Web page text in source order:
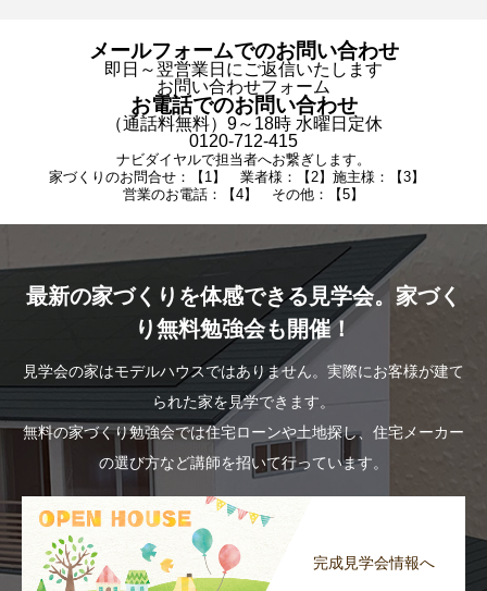
メールフォームでのお問い合わせ
即日～翌営業日にご返信いたします
お問い合わせフォーム
お電話でのお問い合わせ
（通話料無料）9～18時 水曜日定休
0120-712-415
ナビダイヤルで担当者へお繋ぎします。
家づくりのお問合せ：【1】 業者様：【2】施主様：【3】
営業のお電話：【4】 その他：【5】
最新の家づくりを体感できる見学会。家づく
り無料勉強会も開催！
見学会の家はモデルハウスではありません。実際にお客様が建て
られた家を見学できます。
無料の家づくり勉強会では住宅ローンや土地探し、住宅メーカー
の選び方など講師を招いて行っています。
完成見学会情報へ